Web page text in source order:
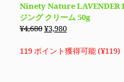
は
¥2,680
で
た。
格
は
す。
Ninety Nature LAVENDER
ジング クリーム 50g
¥4,680元
価
¥3,980現
の
119 ポイント獲得可能 (¥119)